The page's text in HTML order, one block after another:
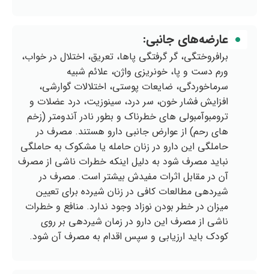
عارضه‌های جانبی:
برافروختگی، گر گرفتگی پاها، تعریق، اختلال در خواب،
ورم دست و پا، خونریزی واژن، علائم شبیه
سرماخوردگی، ضایعات پوستی، اختلالات گوارشی،
افزایش فشار خون، سر درد، سینوزیت، درد عضلات و
ترومبوآمبولی های خطرناک و بطور نادر آندومتر (زخم
های رحم) از عوارض جانبی دارو هستند. مصرف در
حاملگی این دارو در زنان حامله یا مشکوک به حاملگی
نباید مصرف شود به دلیل اینکه خطرات ناشی از مصرف
آن در مقابل اثرات مفیدش بیشتر است. مصرف در
شیردهی مطالعات کافی در زنان شیرده برای تعیین
میزان در خطر بودن نوزاد وجود ندارد. منافع و خطرات
ناشی از مصرف این دارو در زمان شیردهی بر روی
کودک باید ارزیابی و سپس اقدام به مصرف آن شود.